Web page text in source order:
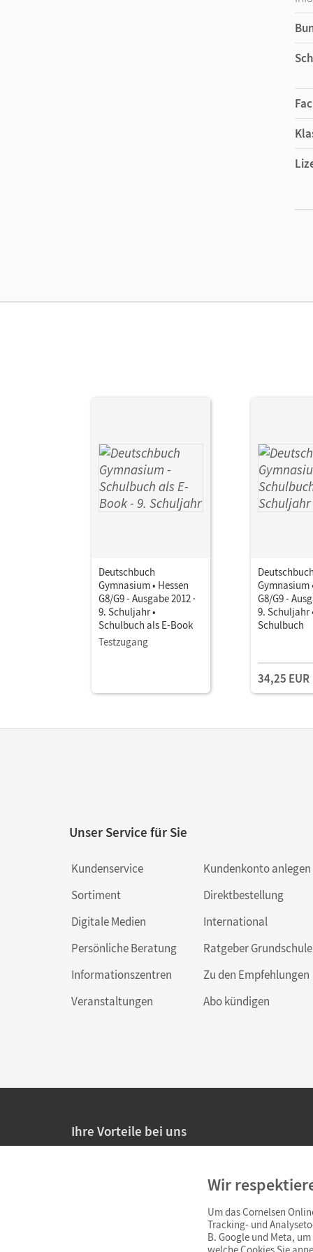
Deutschbuch
Gymnasium • Hessen
G8/G9 - Ausgabe 2012 ·
9. Schuljahr •
Schulbuch als E-Book
Testzugang
Gymnasium
G8/G9 -
9. Schuljahr
Schulbuch
34,25 EUR
Unser Service für Sie
Kundenservice
Sortiment
Digitale Medien
Persönliche Beratung
Informationszentren
Veranstaltungen
Kundenkonto anlegen
Direktbestellung
International
Ratgeber Grundschule
Zu den Empfehlungen
Abo kündigen
Ihre Vorteile bei uns
Persönliche Angebote für Lehrkräfte
Sicheres Einkaufen mit SSL-Verschlüsselung
Wir
Um das Cornelsen
Tracking- und
B. Google und Meta,